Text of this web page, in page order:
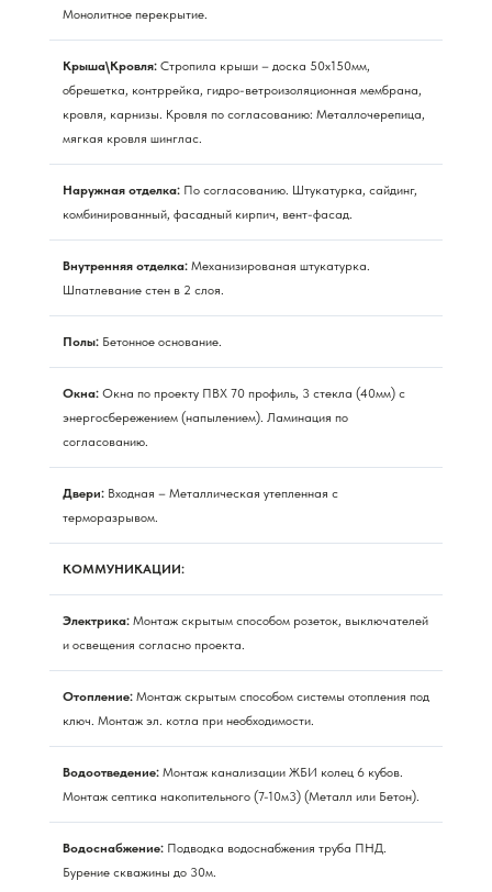
Монолитное перекрытие.
Крыша\Кровля: Стропила крыши – доска 50х150мм,
обрешетка, контррейка, гидро-ветроизоляционная мембрана,
кровля, карнизы. Кровля по согласованию: Металлочерепица,
мягкая кровля шинглас.
Наружная отделка: По согласованию. Штукатурка, сайдинг,
комбинированный, фасадный кирпич, вент-фасад.
Внутренняя отделка: Механизированая штукатурка.
Шпатлевание стен в 2 слоя.
Полы: Бетонное основание.
Окна: Окна по проекту ПВХ 70 профиль, 3 стекла (40мм) с
энергосбережением (напылением). Ламинация по
согласованию.
Двери: Входная – Металлическая утепленная с
терморазрывом.
КОММУНИКАЦИИ:
Электрика: Монтаж скрытым способом розеток, выключателей
и освещения согласно проекта.
Отопление: Монтаж скрытым способом системы отопления под
ключ. Монтаж эл. котла при необходимости.
Водоотведение: Монтаж канализации ЖБИ колец 6 кубов.
Монтаж септика накопительного (7-10м3) (Металл или Бетон).
Водоснабжение: Подводка водоснабжения труба ПНД.
Бурение скважины до 30м.